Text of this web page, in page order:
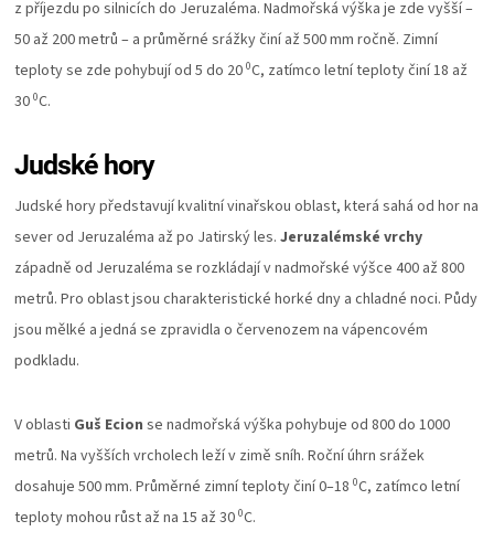
z příjezdu po silnicích do Jeruzaléma. Nadmořská výška je zde vyšší –
50 až 200 metrů – a průměrné srážky činí až 500 mm ročně. Zimní
teploty se zde pohybují od 5 do 20 0C, zatímco letní teploty činí 18 až
30 0C.
Judské hory
Judské hory představují kvalitní vinařskou oblast, která sahá od hor na
sever od Jeruzaléma až po Jatirský les. Jeruzalémské vrchy
západně od Jeruzaléma se rozkládají v nadmořské výšce 400 až 800
metrů. Pro oblast jsou charakteristické horké dny a chladné noci. Půdy
jsou mělké a jedná se zpravidla o červenozem na vápencovém
podkladu.
V oblasti Guš Ecion se nadmořská výška pohybuje od 800 do 1000
metrů. Na vyšších vrcholech leží v zimě sníh. Roční úhrn srážek
dosahuje 500 mm. Průměrné zimní teploty činí 0–18 0C, zatímco letní
teploty mohou růst až na 15 až 30 0C.